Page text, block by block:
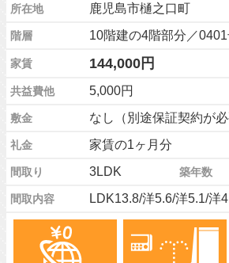
所在地 鹿児島市樋之口町
階層 10階建の4階部分／
家賃 144,000円
共益費他 5,000円
敷金 なし（別途保証契約が必
礼金 家賃の1ヶ月分
間取り 3LDK 築年数
間取内容 LDK13.8/洋5.6/洋5.1/洋